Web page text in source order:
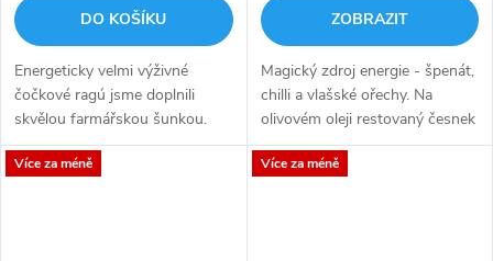
DO KOŠÍKU
Energeticky velmi výživné
čočkové ragú jsme doplnili
skvělou farmářskou šunkou.
ZOBRAZIT
Magický zdroj energie - špenát,
chilli a vlašské ořechy. Na
olivovém oleji restovaný česnek
a chilli, dále dušený listový a
sekaný špenát, vše smíchané s
Více za méně Více za méně